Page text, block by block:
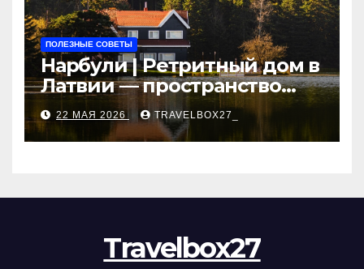
ПОЛЕЗНЫЕ СОВЕТЫ
Нарбули | Ретритный дом в
Латвии — пространство
для саморазвития и
восстановления
22 МАЯ 2026 TRAVELBOX27_
Travelbox27